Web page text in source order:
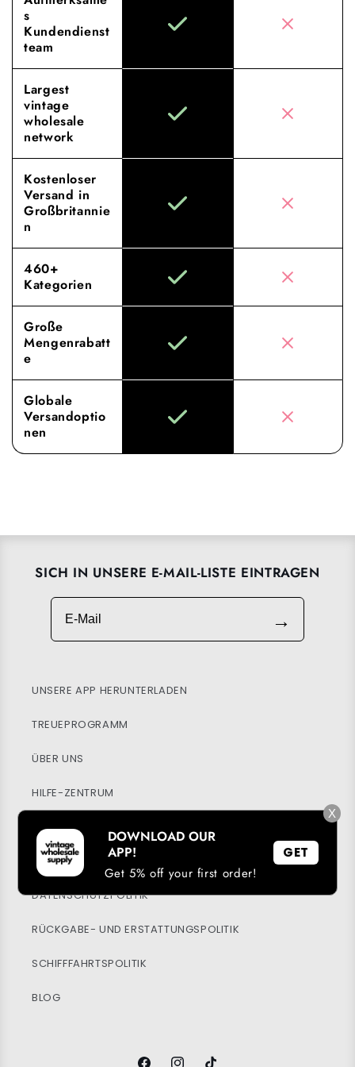
s
Kundendienst
team
Largest
vintage
wholesale
network
Kostenloser
Versand in
Großbritannie
n
460+
Kategorien
Große
Mengenrabatt
e
Globale
Versandoptio
nen
SICH IN UNSERE E-MAIL-LISTE EINTRAGEN
E-Mail
→
UNSERE APP HERUNTERLADEN
TREUEPROGRAMM
ÜBER UNS
HILFE-ZENTRUM
MEIN KONTO
NACHHALTIGKEIT
DATENSCHUTZPOLITIK
RÜCKGABE- UND ERSTATTUNGSPOLITIK
SCHIFFFAHRTSPOLITIK
BLOG
X
DOWNLOAD OUR
APP!
Get 5% off your first order!
GET